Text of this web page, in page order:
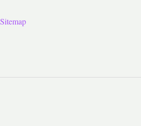
Sitemap